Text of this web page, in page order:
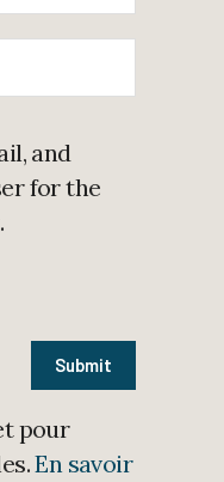
and
for the
pour
En savoir